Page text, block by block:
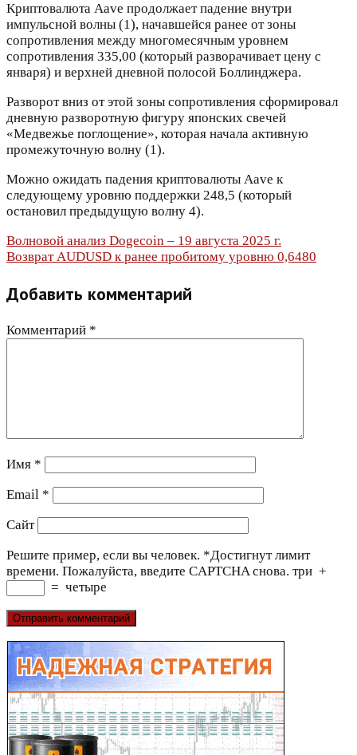
Криптовалюта Aave продолжает падение внутри
импульсной волны (1), начавшейся ранее от зоны
сопротивления между многомесячным уровнем
сопротивления 335,00 (который разворачивает цену с
января) и верхней дневной полосой Боллинджера.
Разворот вниз от этой зоны сопротивления сформировал
дневную разворотную фигуру японских свечей
«Медвежье поглощение», которая начала активную
промежуточную волну (1).
Можно ожидать падения криптовалюты Aave к
следующему уровню поддержки 248,5 (который
остановил предыдущую волну 4).
Навигация
по
записям
Волновой анализ Dogecoin – 19 августа 2025 г.
Возврат AUDUSD к ранее пробитому уровню 0,6480
Добавить комментарий
Комментарий *
Имя *
Email *
Сайт
Решите пример, если вы человек. *Достигнут лимит
времени. Пожалуйста, введите CAPTCHA снова. три +
= четыре